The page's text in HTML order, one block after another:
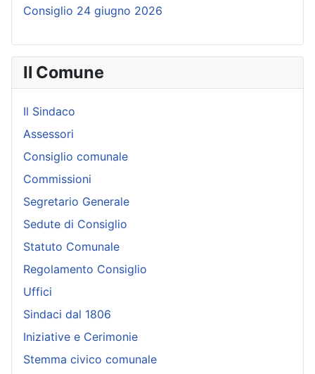
Consiglio 24 giugno 2026
Il Comune
Il Sindaco
Assessori
Consiglio comunale
Commissioni
Segretario Generale
Sedute di Consiglio
Statuto Comunale
Regolamento Consiglio
Uffici
Sindaci dal 1806
Iniziative e Cerimonie
Stemma civico comunale